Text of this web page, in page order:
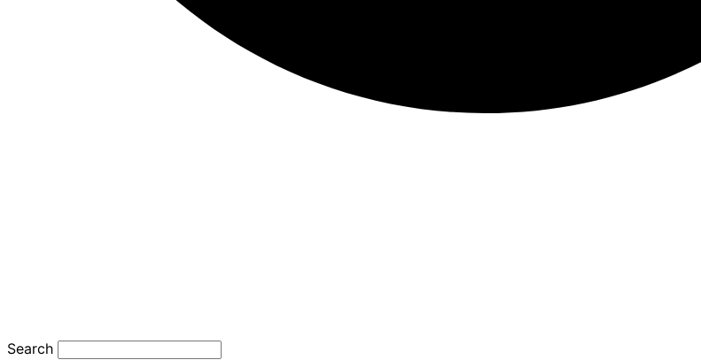
Search